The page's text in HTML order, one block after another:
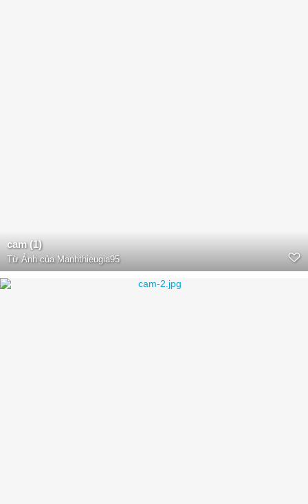
cam (1)
Từ Ảnh của Manhthieugia95